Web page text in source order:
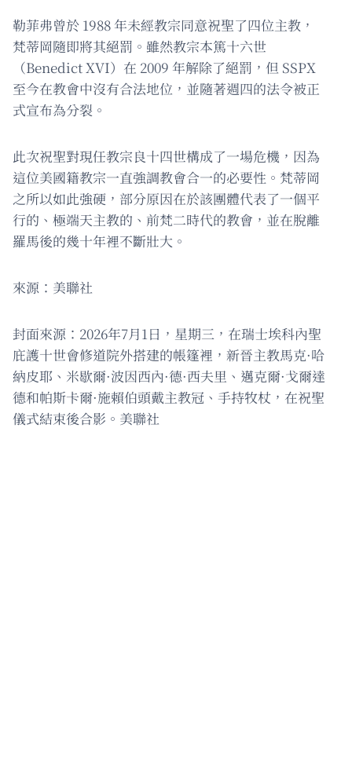
勒菲弗曾於 1988 年未經教宗同意祝聖了四位主教，
梵蒂岡隨即將其絕罰。雖然教宗本篤十六世
（Benedict XVI）在 2009 年解除了絕罰，但 SSPX
至今在教會中沒有合法地位，並隨著週四的法令被正
式宣布為分裂。
此次祝聖對現任教宗良十四世構成了一場危機，因為
這位美國籍教宗一直強調教會合一的必要性。梵蒂岡
之所以如此強硬，部分原因在於該團體代表了一個平
行的、極端天主教的、前梵二時代的教會，並在脫離
羅馬後的幾十年裡不斷壯大。
來源：美聯社
封面來源：2026年7月1日，星期三，在瑞士埃科內聖
庇護十世會修道院外搭建的帳篷裡，新晉主教馬克·哈
納皮耶、米歇爾·波因西內·德·西夫里、邁克爾·戈爾達
德和帕斯卡爾·施賴伯頭戴主教冠、手持牧杖，在祝聖
儀式結束後合影。美聯社